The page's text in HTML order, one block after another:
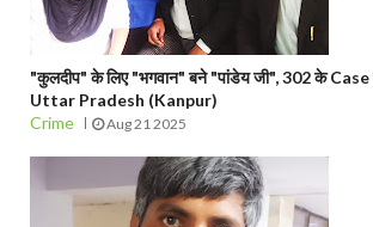
"कुलदीप" के लिए "भगवान" बने "पांडेय जी", 302 के Case
Uttar Pradesh (Kanpur)
Crime
Aug 21 2025